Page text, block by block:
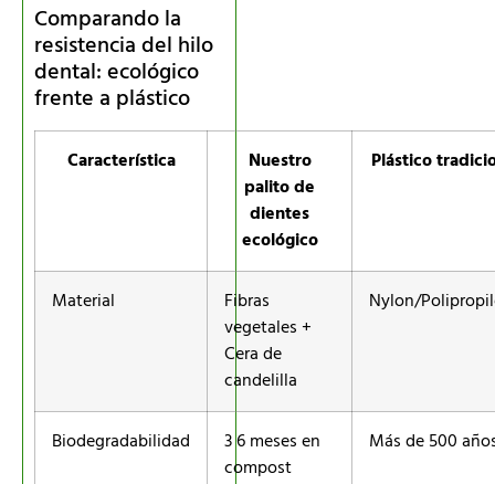
Comparando la
resistencia del hilo
dental: ecológico
frente a plástico
Característica
Nuestro
palito de
dientes
ecológico
Plástico
Material
Fibras
vegetales +
Cera de
candelilla
Nylon/
Biodegradabilidad
3 6 meses en
compost
Más de 500